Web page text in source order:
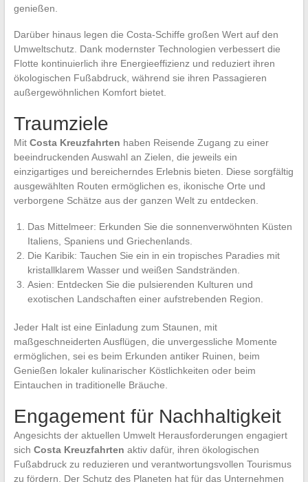
genießen.
Darüber hinaus legen die Costa-Schiffe großen Wert auf den
Umweltschutz. Dank modernster Technologien verbessert die
Flotte kontinuierlich ihre Energieeffizienz und reduziert ihren
ökologischen Fußabdruck, während sie ihren Passagieren
außergewöhnlichen Komfort bietet.
Traumziele
Mit Costa Kreuzfahrten haben Reisende Zugang zu einer
beeindruckenden Auswahl an Zielen, die jeweils ein
einzigartiges und bereicherndes Erlebnis bieten. Diese sorgfältig
ausgewählten Routen ermöglichen es, ikonische Orte und
verborgene Schätze aus der ganzen Welt zu entdecken.
Das Mittelmeer: Erkunden Sie die sonnenverwöhnten Küsten
Italiens, Spaniens und Griechenlands.
Die Karibik: Tauchen Sie ein in ein tropisches Paradies mit
kristallklarem Wasser und weißen Sandstränden.
Asien: Entdecken Sie die pulsierenden Kulturen und
exotischen Landschaften einer aufstrebenden Region.
Jeder Halt ist eine Einladung zum Staunen, mit
maßgeschneiderten Ausflügen, die unvergessliche Momente
ermöglichen, sei es beim Erkunden antiker Ruinen, beim
Genießen lokaler kulinarischer Köstlichkeiten oder beim
Eintauchen in traditionelle Bräuche.
Engagement für Nachhaltigkeit
Angesichts der aktuellen Umwelt Herausforderungen engagiert
sich Costa Kreuzfahrten aktiv dafür, ihren ökologischen
Fußabdruck zu reduzieren und verantwortungsvollen Tourismus
zu fördern. Der Schutz des Planeten hat für das Unternehmen